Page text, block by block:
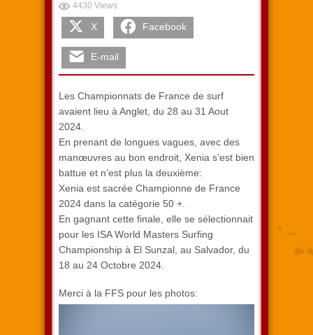
4430 Views
X Facebook
E-mail
Les Championnats de France de surf
avaient lieu à Anglet, du 28 au 31 Aout
2024.
En prenant de longues vagues, avec des
manœuvres au bon endroit, Xenia s’est bien
battue et n’est plus la deuxième:
Xenia est sacrée Championne de France
2024 dans la catégorie 50 +.
En gagnant cette finale, elle se sélectionnait
pour les ISA World Masters Surfing
Championship à El Sunzal, au Salvador, du
18 au 24 Octobre 2024.
Merci à la FFS pour les photos: